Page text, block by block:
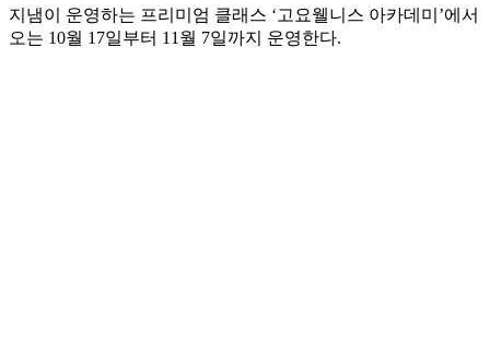
지냄이 운영하는 프리미엄 클래스 ‘고요웰니스 아카데미’에서
오는 10월 17일부터 11월 7일까지 운영한다.